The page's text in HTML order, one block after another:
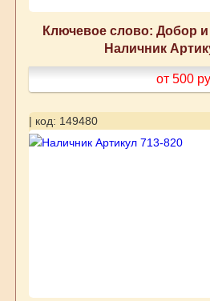
Ключевое слово: Добор
Наличник
от 500
| код: 149480